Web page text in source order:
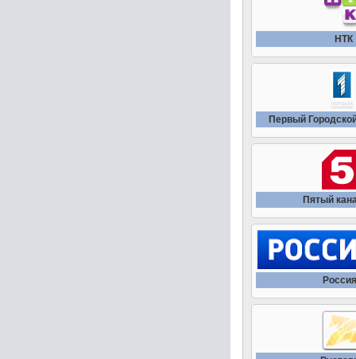
НТК
Первый
Пятый